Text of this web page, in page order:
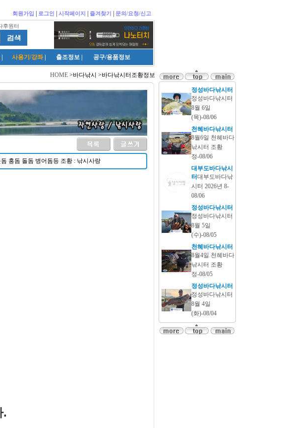
회원가입 로그인 시작페이지 즐겨찾기 문의/요청/신고
후원터
사용기/강좌 출조정보 공구/용품정보
HOME>바다낚시 >바다낚시터조황정보
홍돔 돌돔 병어돔등 조황 : 낚시사랑
.
정성바다낚시터
정성바다낚시터
8월 6일
(목)-08/06
천혜바다낚시터
8월6일 천혜바다
낚시터 조황
정-08/06
대부도바다낚시
터대부도바다낚
시터 2026년 8-
08/06
정성바다낚시터
정성바다낚시터
8월 5일
(수)-08/05
천혜바다낚시터
8월4일 천혜바다
낚시터 조황
정-08/05
정성바다낚시터
정성바다낚시터
8월 4일
(화)-08/04